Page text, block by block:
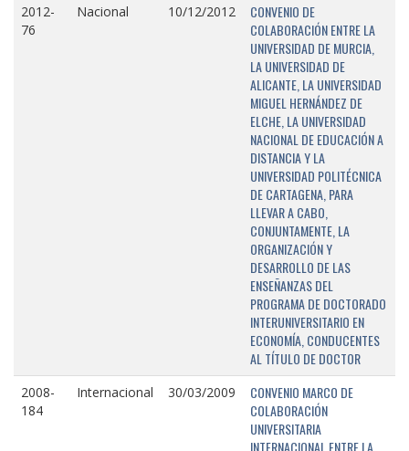
2012-
76
Nacional 10/12/2012
CONVENIO DE
COLABORACIÓN ENTRE LA
UNIVERSIDAD DE MURCIA,
LA UNIVERSIDAD DE
ALICANTE, LA UNIVERSIDAD
MIGUEL HERNÁNDEZ DE
ELCHE, LA UNIVERSIDAD
NACIONAL DE EDUCACIÓN A
DISTANCIA Y LA
UNIVERSIDAD POLITÉCNICA
DE CARTAGENA, PARA
LLEVAR A CABO,
CONJUNTAMENTE, LA
ORGANIZACIÓN Y
DESARROLLO DE LAS
ENSEÑANZAS DEL
PROGRAMA DE DOCTORADO
INTERUNIVERSITARIO EN
ECONOMÍA, CONDUCENTES
AL TÍTULO DE DOCTOR
2008-
184
Internacional 30/03/2009
CONVENIO MARCO DE
COLABORACIÓN
UNIVERSITARIA
INTERNACIONAL ENTRE LA